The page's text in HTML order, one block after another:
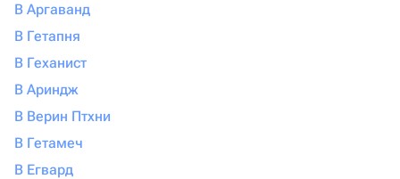
В Аргаванд
В Гетапня
В Геханист
В Ариндж
В Верин Птхни
В Гетамеч
В Егвард